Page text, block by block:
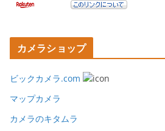
カメラショップ
ビックカメラ.com
マップカメラ
カメラのキタムラ